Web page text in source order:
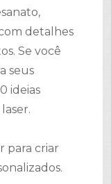
detalhes
Se você
seus
ideias
para criar